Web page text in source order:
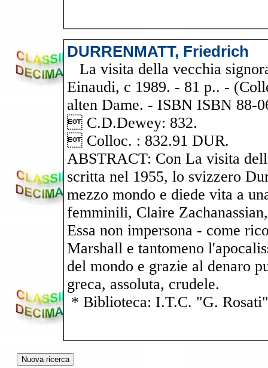
DURRENMATT, Friedrich
La visita della vecchia
Einaudi, c 1989. - 81 p.. -
alten Dame. - ISBN ISBN 88-
 C.D.Dewey: 832.
 Colloc. : 832.91 DUR.
ABSTRACT: Con La visita
scritta nel 1955, lo svizzero
mezzo mondo e diede vita a
femminili, Claire
Essa non impersona - come
Marshall e tantomeno
del mondo e grazie al denaro
greca, assoluta, crudele.
* Biblioteca: I.T.C. "G. Rosati"